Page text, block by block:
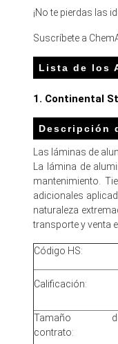
Para el
En EE.UU., el
El precio
El precio spot
La previsión
La volatilidad
Las
¡No te pierdas las
Suscríbete a
Lista de los
1. Continental
Descripción
Las láminas de
La lámina de
mantenimiento.
adicionales
naturaleza
transporte y venta
Código HS:
Calificación:
Tamaño
contrato: